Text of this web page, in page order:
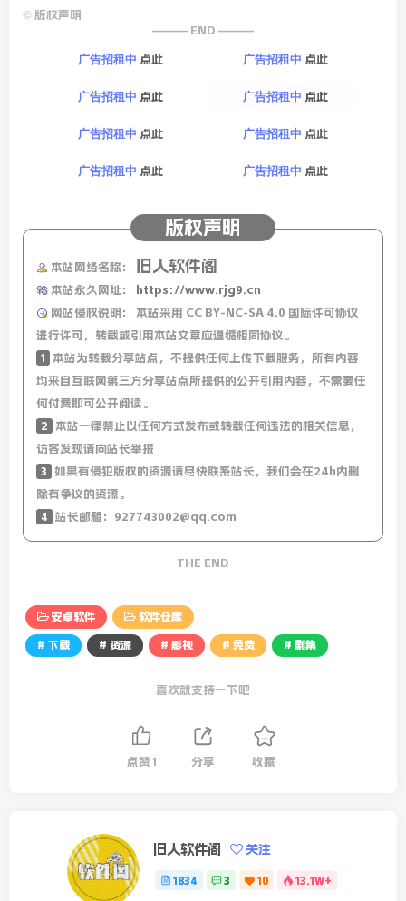
© 版权声明
——— END ———
广告招租中 点此 广告招租中 点此
广告招租中 点此 广告招租中 点此
广告招租中 点此 广告招租中 点此
广告招租中 点此 广告招租中 点此
版权声明
本站网络名称： 旧人软件阁
本站永久网址：
https://www.rjg9.cn
网站侵权说明：
本站采用 CC BY-NC-SA 4.0 国际许可协议
进行许可，转载或引用本站文章应遵循相同协议。
1
本站为转载分享站点，不提供任何上传下载服务，所有内容
均来自互联网第三方分享站点所提供的公开引用内容，不需要任
何付费即可公开阅读。
2
本站一律禁止以任何方式发布或转载任何违法的相关信息，
访客发现请向站长举报
3
如果有侵犯版权的资源请尽快联系站长，我们会在24h内删
除有争议的资源。
4 站长邮箱：927743002@qq.com
THE END
安卓软件 软件仓库
# 下载 # 资源 # 影视 # 免费 # 剧集
喜欢就支持一下吧
点赞 1 分享 收藏
旧人软件阁 关注
1834 3 10 13.1W+